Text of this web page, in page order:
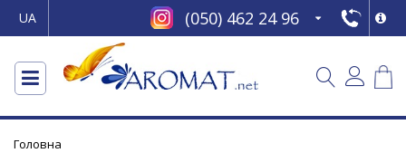
UA (050) 462 24 96
Головна